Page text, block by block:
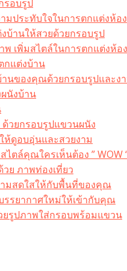
รอบรูป
มประทับใจในการตกแต่งห้อง
บ้านให้สวยด้วยกรอบรูป
เพิ่มสไตล์ในการตกแต่งห้อง
กแต่งบ้าน
นของคุณด้วยกรอบรูปและง
นังบ้าน
วยกรอบรูปแขวนผนัง
ห้ดูอบอุ่นและสวยงาม
ตล์คุณใครเห็นต้อง ” WOW
วย ภาพท่องเที่ยว
มสดใสให้กับพื้นที่ของคุณ
รรยากาศใหม่ให้เข้ากับคุณ
รูปภาพใส่กรอบพร้อมแขวน​